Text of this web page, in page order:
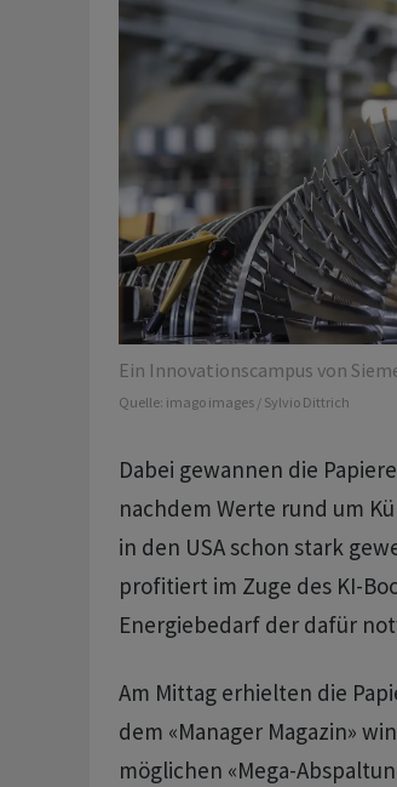
Ein Innovationscampus von
Quelle: imago images / Sylvio Dittrich
Dabei gewannen die
nachdem Werte rund um
in den USA schon stark
profitiert im Zuge des KI-
Energiebedarf der dafür
Am Mittag erhielten die
dem «Manager Magazin»
möglichen «Mega-